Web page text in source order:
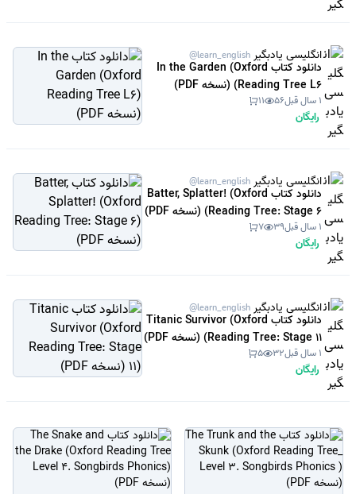
انگلیسی یادبگیر @learn_english
دانلود کتاب In the Garden (Oxford
Reading Tree L6) (نسخه PDF)
1 سال قبل 56
11
رایگان
انگلیسی یادبگیر @learn_english
دانلود کتاب Batter, Splatter! (Oxford
Reading Tree: Stage 6) (نسخه PDF)
1 سال قبل 39
7
رایگان
انگلیسی یادبگیر @learn_english
دانلود کتاب Titanic Survivor (Oxford
Reading Tree: Stage 11) (نسخه PDF)
1 سال قبل 32
5
رایگان